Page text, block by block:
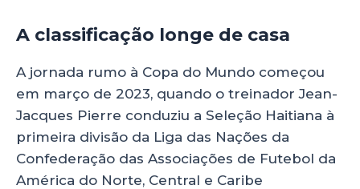
A classificação longe de casa
A jornada rumo à Copa do Mundo começou
em março de 2023, quando o treinador Jean-
Jacques Pierre conduziu a Seleção Haitiana à
primeira divisão da Liga das Nações da
Confederação das Associações de Futebol da
América do Norte, Central e Caribe